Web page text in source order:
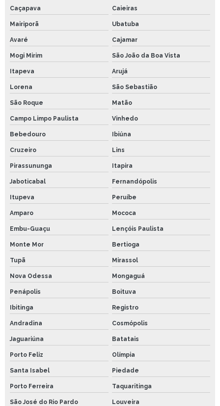
Caçapava Caieiras
Mairiporã Ubatuba
Avaré Cajamar
Mogi Mirim São João da Boa Vista
Itapeva Arujá
Lorena São Sebastião
São Roque Matão
Campo Limpo Paulista Vinhedo
Bebedouro Ibiúna
Cruzeiro Lins
Pirassununga Itapira
Jaboticabal Fernandópolis
Itupeva Peruíbe
Amparo Mococa
Embu-Guaçu Lençóis Paulista
Monte Mor Bertioga
Tupã Mirassol
Nova Odessa Mongaguá
Penápolis Boituva
Ibitinga Registro
Andradina Cosmópolis
Jaguariúna Batatais
Porto Feliz Olímpia
Santa Isabel Piedade
Porto Ferreira Taquaritinga
São José do Rio Pardo Louveira